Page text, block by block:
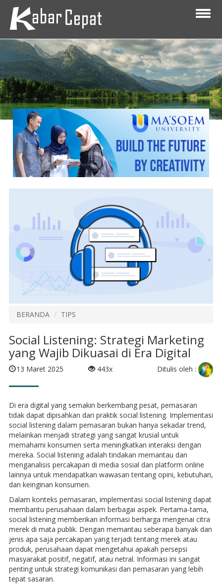
BERANDA TIPS
Social Listening: Strategi Marketing
yang Wajib Dikuasai di Era Digital
13 Maret 2025 443x Ditulis oleh :
Di era digital yang semakin berkembang pesat, pemasaran
tidak dapat dipisahkan dari praktik social listening. Implementasi
social listening dalam pemasaran bukan hanya sekadar trend,
melainkan menjadi strategi yang sangat krusial untuk
memahami konsumen serta meningkatkan interaksi dengan
mereka. Social listening adalah tindakan memantau dan
menganalisis percakapan di media sosial dan platform online
lainnya untuk mendapatkan wawasan tentang opini, kebutuhan,
dan keinginan konsumen.
Dalam konteks pemasaran, implementasi social listening dapat
membantu perusahaan dalam berbagai aspek. Pertama-tama,
social listening memberikan informasi berharga mengenai citra
merek di mata publik. Dengan memantau seberapa banyak dan
jenis apa saja percakapan yang terjadi tentang merek atau
produk, perusahaan dapat mengetahui apakah persepsi
masyarakat positif, negatif, atau netral. Informasi ini sangat
penting untuk strategi komunikasi dan pemasaran yang lebih
tepat sasaran.